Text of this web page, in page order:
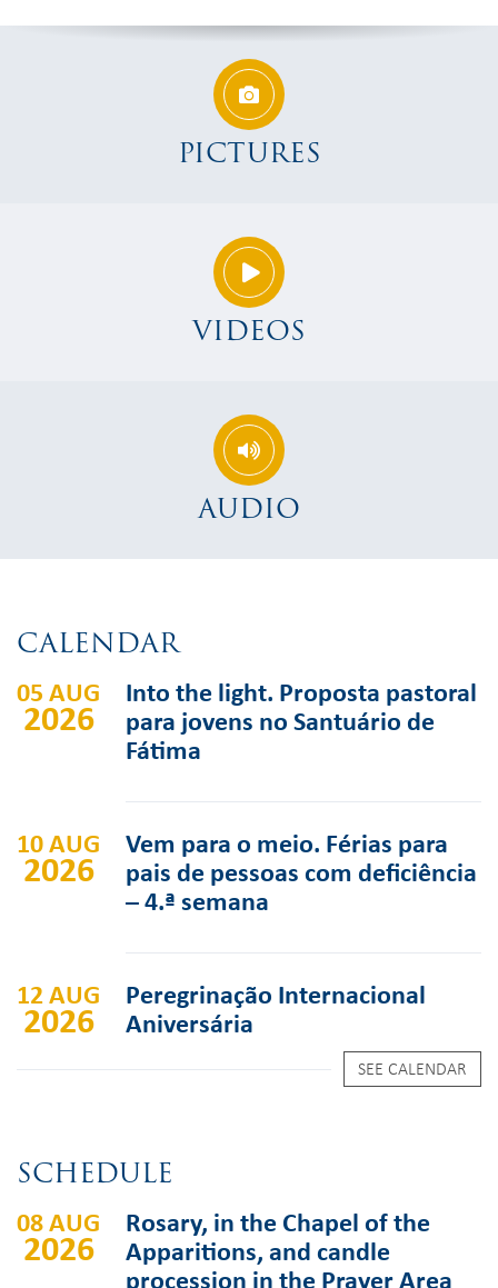
PICTURES
VIDEOS
AUDIO
CALENDAR
05 AUG
2026
Into the light. Proposta pastoral
para jovens no Santuário de
Fátima
10 AUG
2026
Vem para o meio. Férias para
pais de pessoas com deficiência
– 4.ª semana
12 AUG
2026
Peregrinação Internacional
Aniversária
SEE CALENDAR
SCHEDULE
08 AUG
2026
Rosary, in the Chapel of the
Apparitions, and candle
procession in the Prayer Area